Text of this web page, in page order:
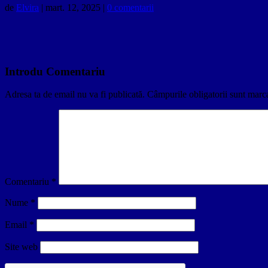
de Elvira | mart. 12, 2025 | 0 comentarii
Introdu Comentariu
Adresa ta de email nu va fi publicată. Câmpurile obligatorii sunt
Comentariu *
Nume *
Email *
Site web